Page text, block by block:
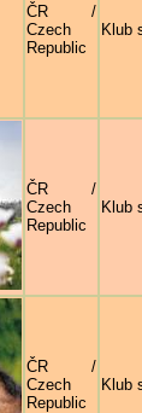
ČR /
Czech
Republic
Klub
ČR /
Czech
Republic
Klub
ČR /
Czech
Republic
Klub